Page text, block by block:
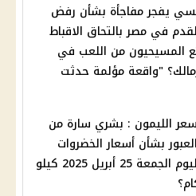
يفجر مفاجأة بشأن رفض
في مصر بالتحاق الاقباط
المسيحيون من اللعب في
"واقعة مؤلمة حدثت
سعر الليمون : بشري سارة من
بشأن أسعار الخضروات
والفاكهة اليوم الجمعة 25 أبريل 2025 كيلو